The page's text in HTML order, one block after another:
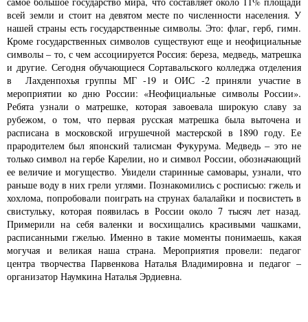
всей земли и стоит на девятом месте по численности населения. У
нашей страны есть государственные символы. Это: флаг, герб, гимн.
Кроме государственных символов существуют еще и неофициальные
символы – то, с чем ассоциируется Россия: береза, медведь, матрешка
и другие. Сегодня обучающиеся Сортавальского колледжа отделения
в Лахденпохья группы МГ -19 и ОИС -2 приняли участие в
мероприятии ко дню России: «Неофициальные символы России».
Ребята узнали о матрешке, которая завоевала широкую славу за
рубежом, о том, что первая русская матрешка была выточена и
расписана в московской игрушечной мастерской в 1890 году. Ее
прародителем был японский талисман Фукурума. Медведь – это не
только символ на гербе Карелии, но и символ России, обозначающий
ее величие и могущество. Увидели старинные самовары, узнали, что
раньше воду в них грели углями. Познакомились с росписью: гжель и
хохлома, попробовали поиграть на струнах балалайки и посвистеть в
свистульку, которая появилась в России около 7 тысяч лет назад.
Примерили на себя валенки и восхищались красивыми чашками,
расписанными гжелью. Именно в такие моменты понимаешь, какая
могучая и великая наша страна. Мероприятия провели: педагог
центра творчества Парвенкова Наталья Владимировна и педагог –
организатор Наумкина Наталья Эрдиевна.